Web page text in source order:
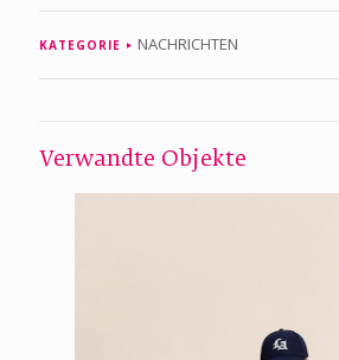
KATEGORIE NACHRICHTEN
Verwandte Objekte